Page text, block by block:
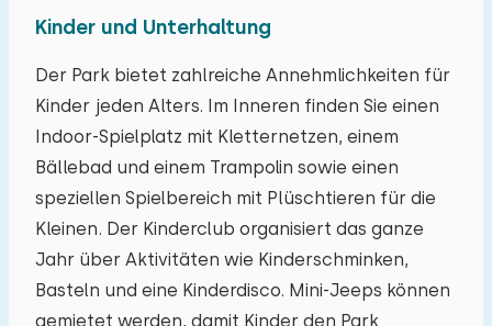
Kinder und Unterhaltung
Der Park bietet zahlreiche Annehmlichkeiten für
Kinder jeden Alters. Im Inneren finden Sie einen
Indoor-Spielplatz mit Kletternetzen, einem
Bällebad und einem Trampolin sowie einen
speziellen Spielbereich mit Plüschtieren für die
Kleinen. Der Kinderclub organisiert das ganze
Jahr über Aktivitäten wie Kinderschminken,
Basteln und eine Kinderdisco. Mini-Jeeps können
gemietet werden, damit Kinder den Park